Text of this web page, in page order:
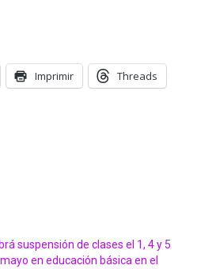
Imprimir Threads
suspensión de clases el 1, 4 y 5
en educación básica en el